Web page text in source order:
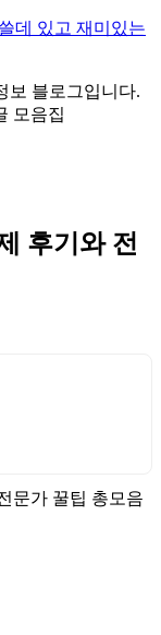
데 있고 재미있는
보 블로그입니다.
모음집
후기와 전